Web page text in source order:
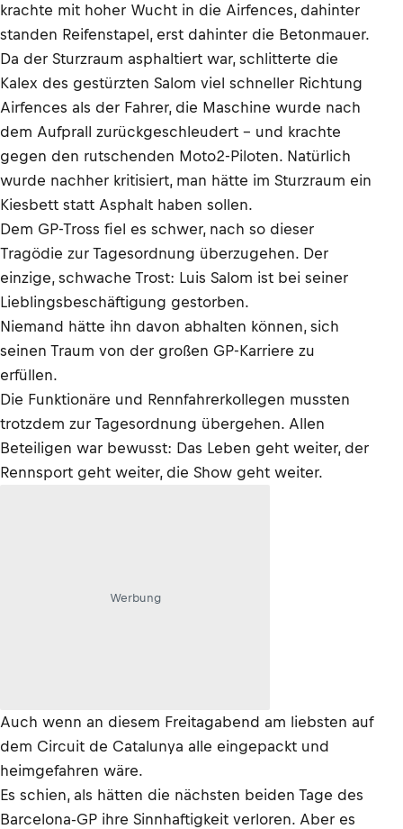
krachte mit hoher Wucht in die Airfences, dahinter
standen Reifenstapel, erst dahinter die Betonmauer.
Da der Sturzraum asphaltiert war, schlitterte die
Kalex des gestürzten Salom viel schneller Richtung
Airfences als der Fahrer, die Maschine wurde nach
dem Aufprall zurückgeschleudert – und krachte
gegen den rutschenden Moto2-Piloten. Natürlich
wurde nachher kritisiert, man hätte im Sturzraum ein
Kiesbett statt Asphalt haben sollen.
Dem GP-Tross fiel es schwer, nach so dieser
Tragödie zur Tagesordnung überzugehen. Der
einzige, schwache Trost: Luis Salom ist bei seiner
Lieblingsbeschäftigung gestorben.
Niemand hätte ihn davon abhalten können, sich
seinen Traum von der großen GP-Karriere zu
erfüllen.
Die Funktionäre und Rennfahrerkollegen mussten
trotzdem zur Tagesordnung übergehen. Allen
Beteiligen war bewusst: Das Leben geht weiter, der
Rennsport geht weiter, die Show geht weiter.
Werbung
Auch wenn an diesem Freitagabend am liebsten auf
dem Circuit de Catalunya alle eingepackt und
heimgefahren wäre.
Es schien, als hätten die nächsten beiden Tage des
Barcelona-GP ihre Sinnhaftigkeit verloren. Aber es